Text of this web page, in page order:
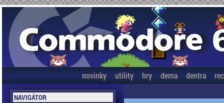
novinky utility hry dema dentra
NAVIGÁTOR